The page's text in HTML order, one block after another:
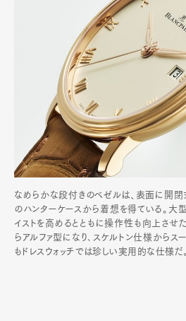
なめらかな段付きのベゼルは、表面に開
のハンターケースから着想を得ている。大
イストを高めるとともに操作性も向上させ
らアルファ型になり､スケルトン仕様からス
もドレスウォッチでは珍しい実用的な仕様だ｡